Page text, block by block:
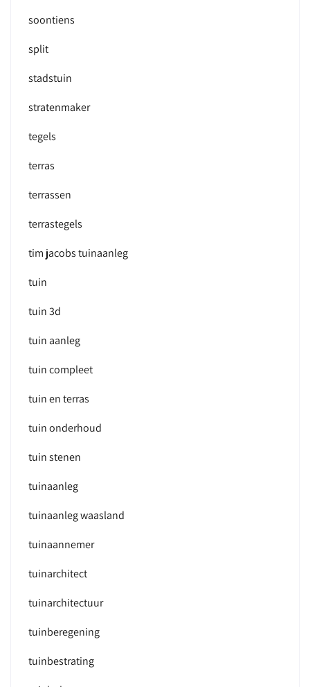
soontiens
split
stadstuin
stratenmaker
tegels
terras
terrassen
terrastegels
tim jacobs tuinaanleg
tuin
tuin 3d
tuin aanleg
tuin compleet
tuin en terras
tuin onderhoud
tuin stenen
tuinaanleg
tuinaanleg waasland
tuinaannemer
tuinarchitect
tuinarchitectuur
tuinberegening
tuinbestrating